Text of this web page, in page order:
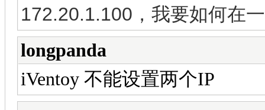
172.20.1.100，我要如何在
longpanda
iVentoy 不能设置两个IP